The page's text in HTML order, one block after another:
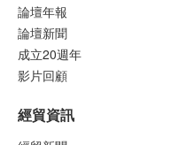
論壇年報
論壇新聞
成立20週年
影片回顧
經貿資訊